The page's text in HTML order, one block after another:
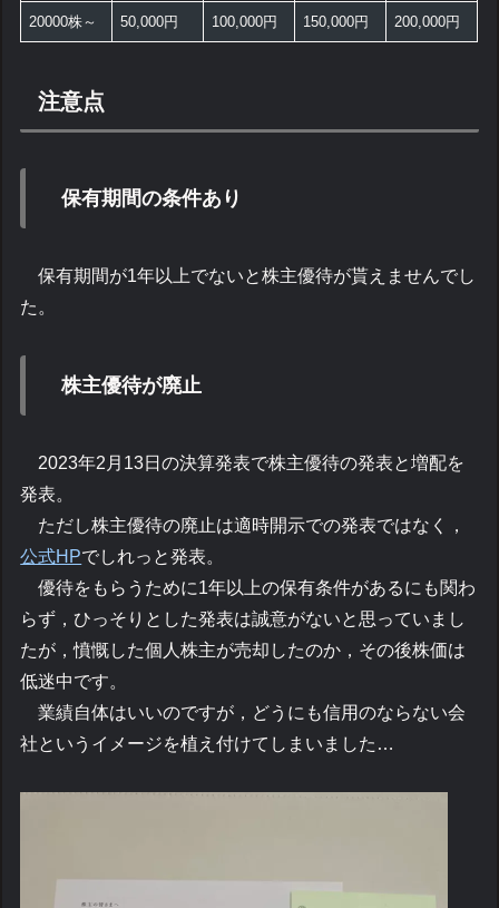
20000株～ 50,000円 100,000円 150,000円 200,000円
注意点
保有期間の条件あり
保有期間が1年以上でないと株主優待が貰えませんでし
た。
株主優待が廃止
2023年2月13日の決算発表で株主優待の発表と増配を
発表。
ただし株主優待の廃止は適時開示での発表ではなく，
公式HPでしれっと発表。
優待をもらうために1年以上の保有条件があるにも関わ
らず，ひっそりとした発表は誠意がないと思っていまし
たが，憤慨した個人株主が売却したのか，その後株価は
低迷中です。
業績自体はいいのですが，どうにも信用のならない会
社というイメージを植え付けてしまいました…